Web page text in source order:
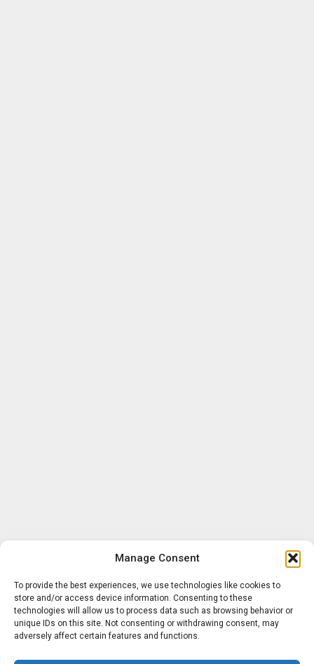
Manage Consent
To provide the best experiences, we use technologies like cookies to
store and/or access device information. Consenting to these
technologies will allow us to process data such as browsing behavior or
unique IDs on this site. Not consenting or withdrawing consent, may
adversely affect certain features and functions.